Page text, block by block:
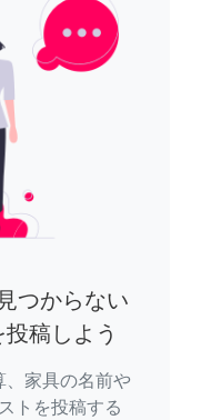
つからない
稿しよう
、家具の名前や
トを投稿する